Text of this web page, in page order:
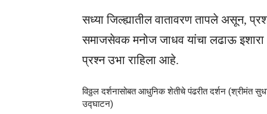
सध्या जिल्ह्यातील वातावरण तापले असून,
समाजसेवक मनोज जाधव यांचा लढाऊ इशारा
प्रश्न उभा राहिला आहे.
विठ्ठल दर्शनासोबत आधुनिक शेतीचे पंढरीत दर्शन (श्रीमंत
उद्घाटन)